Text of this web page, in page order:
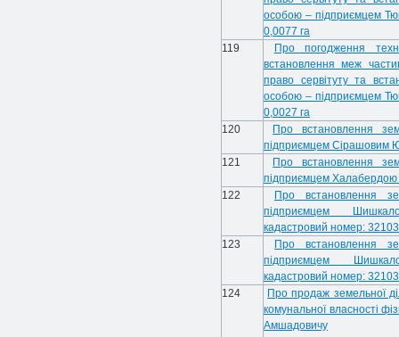
особою – підприємцем
0,0077 га
119
Про погодження
встановлення меж
право сервітуту та
особою – підприємцем
0,0027 га
120
Про встановлення
підприємцем Сірашовим
121
Про встановлення
підприємцем
122
Про встановлення
підприємцем
кадастровий номер:
123
Про встановлення
підприємцем
кадастровий номер:
124
Про продаж земельної
комунальної власності
Амшадовичу